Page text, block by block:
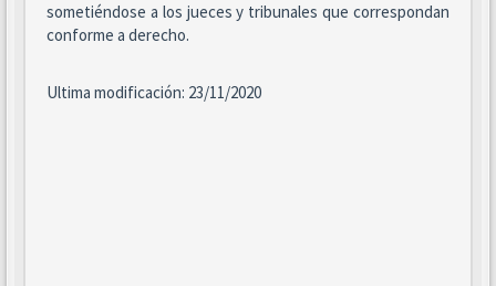
sometiéndose a los jueces y tribunales que correspondan
conforme a derecho.
Ultima modificación: 23/11/2020